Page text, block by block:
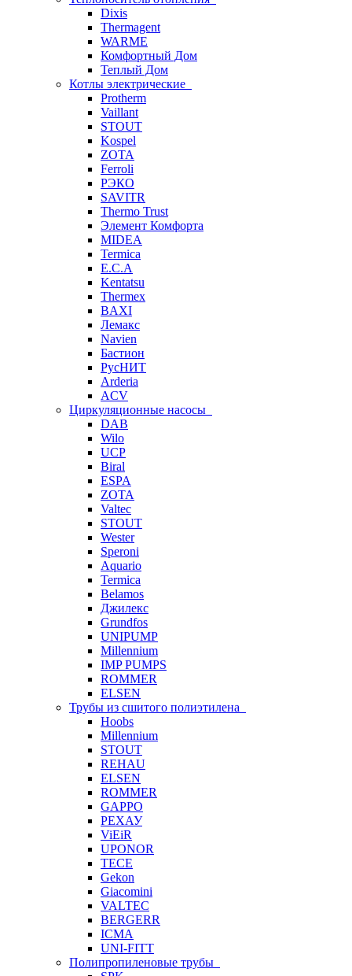
Dixis
Thermagent
WARME
Комфортный Дом
Теплый Дом
Котлы электрические
Protherm
Vaillant
STOUT
Kospel
ZOTA
Ferroli
РЭКО
SAVITR
Thermo Trust
Элемент Комфорта
MIDEA
Termica
E.C.A
Kentatsu
Thermex
BAXI
Лемакс
Navien
Бастион
РусНИТ
Arderia
ACV
Циркуляционные насосы
DAB
Wilo
UCP
Biral
ESPA
ZOTA
Valtec
STOUT
Wester
Speroni
Aquario
Termica
Belamos
Джилекс
Grundfos
UNIPUMP
Millennium
IMP PUMPS
ROMMER
ELSEN
Трубы из сшитого полиэтилена
Hoobs
Millennium
STOUT
REHAU
ELSEN
ROMMER
GAPPO
РЕХАУ
ViEiR
UPONOR
TECE
Gekon
Giacomini
VALTEC
BERGERR
ICMA
UNI-FITT
Полипропиленовые трубы